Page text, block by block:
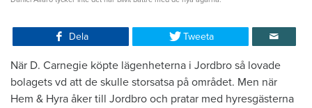
Dela Tweeta
När D. Carnegie köpte lägenheterna i Jordbro så lovade
bolagets vd att de skulle storsatsa på området. Men när
Hem & Hyra åker till Jordbro och pratar med hyresgästerna